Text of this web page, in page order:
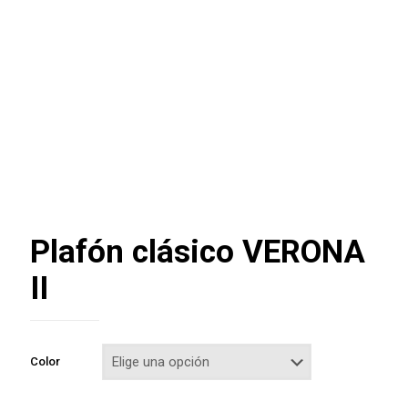
Plafón clásico VERONA
II
Color